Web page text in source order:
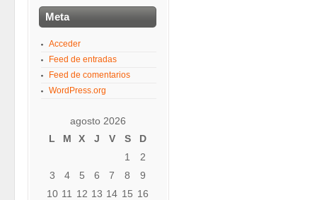
Meta
Acceder
Feed de entradas
Feed de comentarios
WordPress.org
agosto 2026
L
M X J V S
D
1
2
3
4 5 6 7 8
9
10 11 12 13 14 15 16